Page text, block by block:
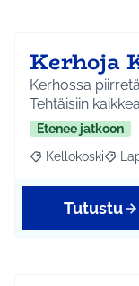
Kerhoja
Kerhossa
Tehtäisiin
Etenee jatkoon
Rajaa tulokset
Kellokoski
Tutustu